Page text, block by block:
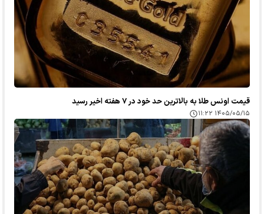
قیمت اونس طلا به بالاترین حد خود در ۷ هفته اخیر رسید
۱۴۰۵/۰۵/۱۵ ۱۱:۲۲